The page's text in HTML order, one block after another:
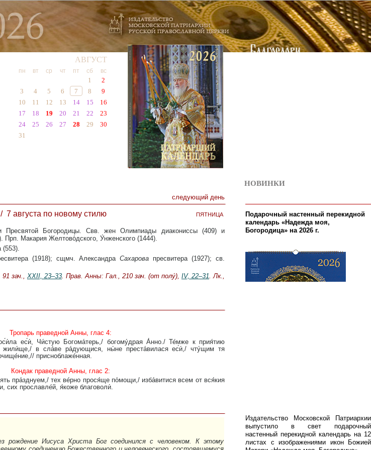
следующий день
августа по новому стилю пятница
Пресвятой Богородицы. Свв. жен Олимпиады диакониссы (409) и
Прп. Макария Желтово́дского, У́нженского (1444).
(553).
(1918); сщмч. АлександраСахарова пресвитера (1927); св.
зач., XXII, 23–33. Прав. Анны: Гал., 210 зач. (от полу́), IV, 22–31. Лк.,
Тропарь праведной Анны, глас 4:
жили́ще,/ в сла́ве ра́дующися, ны́не преста́вилася ес́и́,/ чту́щим тя
присноблаже́нная.
Кондак праведной Анны, глас 2:
сих прославле́й, я́коже благоволи́.
рождение Иисуса Христа Бог соединился с человеком. К этому
НОВИНКИ
Подарочный настенный перекидной
календарь «Надежда моя,
Богородица» на 2026 г.
Издательство Московской Патриархии
выпустило в свет подарочный
настенный перекидной календарь на 12
листах с изображениями икон Божией
АВГУСТ
пн вт ср чт пт сб вс
1
2
3
4 5 6 7 8
9
10
11 12 13 14 15
16
17
18 19 20 21 22
23
24
25 26 27 28 29
30
31